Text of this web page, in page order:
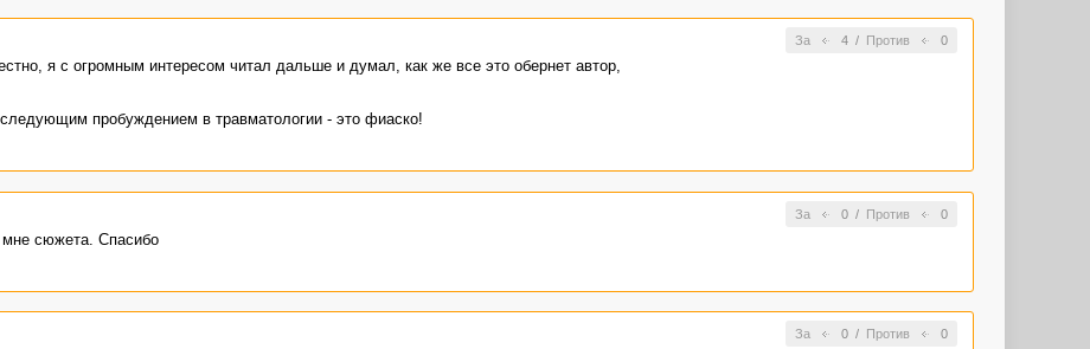
За 4/ Против 0
я с огромным интересом читал дальше и думал, как же все это обернет автор,
пробуждением в травматологии - это фиаско!
За 0/ Против 0
мне сюжета. Спасибо
За 0/ Против 0